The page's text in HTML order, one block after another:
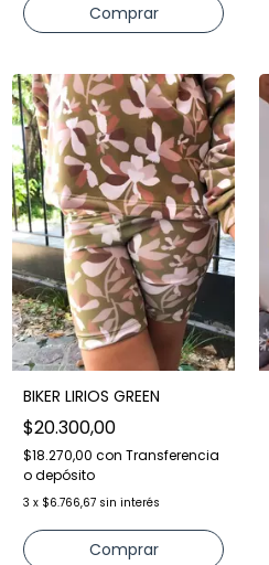
Comprar
BIKER LIRIOS GREEN
$20.300,00
$18.270,00 con Transferencia
o depósito
3 x $6.766,67 sin interés
Comprar